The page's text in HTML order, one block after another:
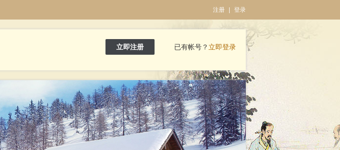
注册 登录
立即注册 已有帐号？ 立即登录